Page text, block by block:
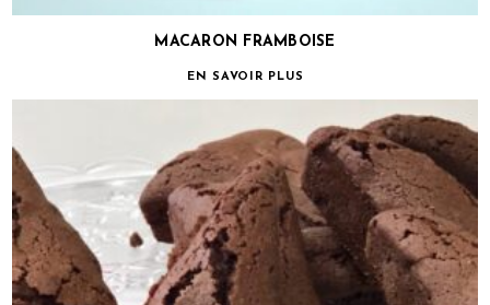
MACARON FRAMBOISE
EN SAVOIR PLUS